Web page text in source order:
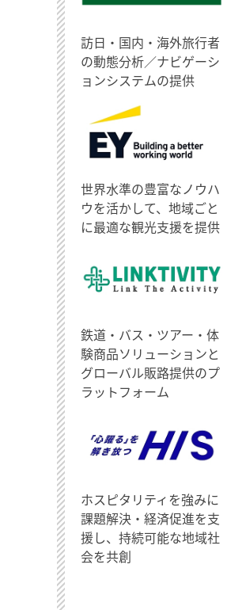
訪日・国内・海外旅行者
の動態分析／ナビゲーシ
ョンシステムの提供
世界水準の豊富なノウハ
ウを活かして、地域ごと
に最適な観光支援を提供
鉄道・バス・ツアー・体
験商品ソリューションと
グローバル販路提供のプ
ラットフォーム
ホスピタリティを強みに
課題解決・経済促進を支
援し、持続可能な地域社
会を共創